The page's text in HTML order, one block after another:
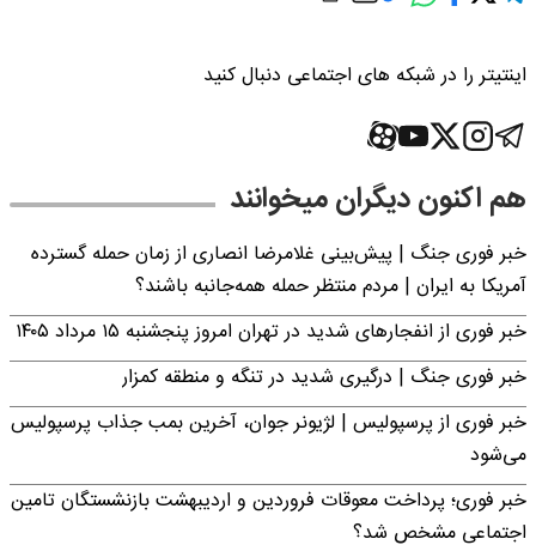
اینتیتر را در شبکه های اجتماعی دنبال کنید
هم اکنون دیگران میخوانند
خبر فوری جنگ | پیش‌بینی غلامرضا انصاری از زمان حمله گسترده
آمریکا به ایران | مردم منتظر حمله همه‌جانبه باشند؟
خبر فوری از انفجارهای شدید در تهران امروز پنجشنبه ۱۵ مرداد ۱۴۰۵
خبر فوری جنگ | درگیری شدید در تنگه و منطقه کمزار
خبر فوری از پرسپولیس | لژیونر جوان، آخرین بمب جذاب پرسپولیس
می‌شود
خبر فوری؛ پرداخت معوقات فروردین و اردیبهشت بازنشستگان تامین
اجتماعی مشخص شد؟